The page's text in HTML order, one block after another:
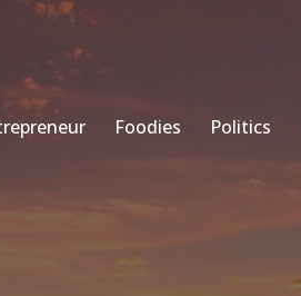
Foodies Politics